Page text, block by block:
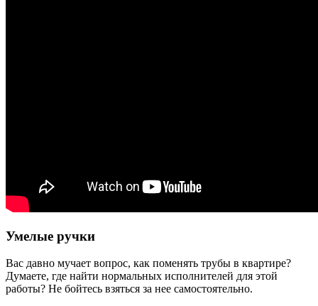
Умелые ручки
Вас давно мучает вопрос, как поменять трубы в квартире?
Думаете, где найти нормальных исполнителей для этой
работы? Не бойтесь взяться за нее самостоятельно.